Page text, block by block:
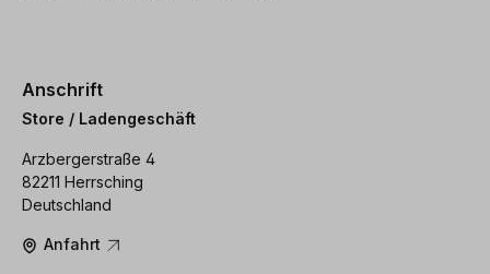
Anschrift
Store / Ladengeschäft
Arzbergerstraße 4
82211 Herrsching
Deutschland
Anfahrt